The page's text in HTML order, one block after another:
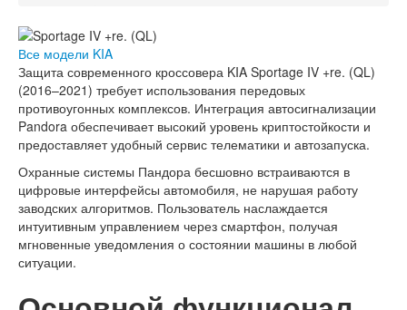
Все модели KIA
Защита современного кроссовера KIA Sportage IV +re. (QL)
(2016–2021) требует использования передовых
противоугонных комплексов. Интеграция автосигнализации
Pandora обеспечивает высокий уровень криптостойкости и
предоставляет удобный сервис телематики и автозапуска.
Охранные системы Пандора бесшовно встраиваются в
цифровые интерфейсы автомобиля, не нарушая работу
заводских алгоритмов. Пользователь наслаждается
интуитивным управлением через смартфон, получая
мгновенные уведомления о состоянии машины в любой
ситуации.